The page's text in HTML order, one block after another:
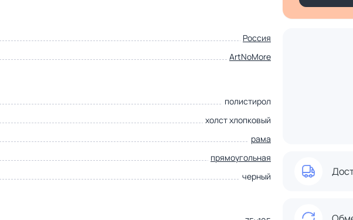
Россия
ArtNoMore
полистирол
холст хлопковый
рама
прямоугольная
черный